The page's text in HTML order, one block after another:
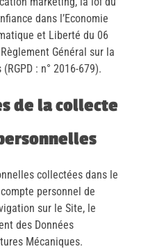
dans l’Economie
et Liberté du 06
Général sur la
: n° 2016-679).
de la collecte
collectées dans le
personnel de
sur le Site, le
des Données
Mécaniques.